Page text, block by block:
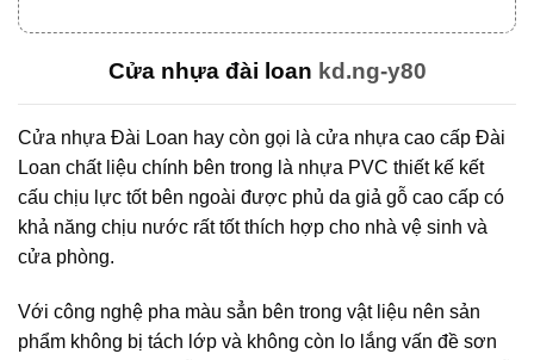
Cửa nhựa đài loan kd.ng-y80
Cửa nhựa Đài Loan hay còn gọi là cửa nhựa cao cấp Đài
Loan chất liệu chính bên trong là nhựa PVC thiết kế kết
cấu chịu lực tốt bên ngoài được phủ da giả gỗ cao cấp có
khả năng chịu nước rất tốt thích hợp cho nhà vệ sinh và
cửa phòng.
Với công nghệ pha màu sẳn bên trong vật liệu nên sản
phẩm không bị tách lớp và không còn lo lắng vấn đề sơn